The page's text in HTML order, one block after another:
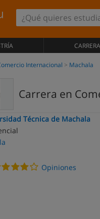
CARRERA
Internacional Machala
Carrera en
Técnica de Machala
Opiniones